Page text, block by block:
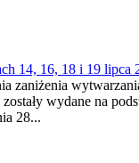
14, 16, 18 i 19 lipca
zaniżenia
wydane na
28...